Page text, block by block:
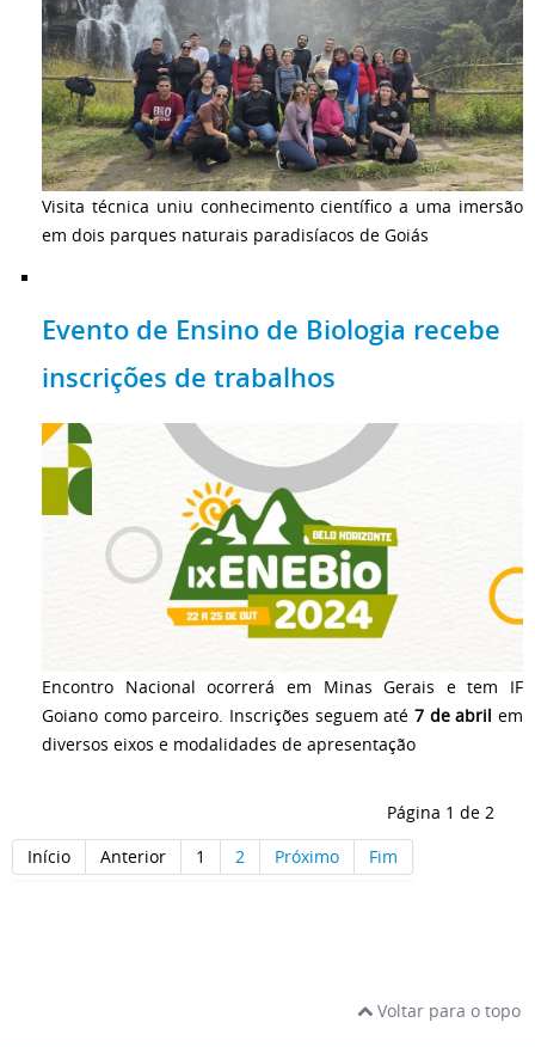
Visita técnica uniu conhecimento científico a uma imersão
em dois parques naturais paradisíacos de Goiás
Evento de Ensino de Biologia recebe
inscrições de trabalhos
Encontro Nacional ocorrerá em Minas Gerais e tem IF
Goiano como parceiro. Inscrições seguem até 7 de abril em
diversos eixos e modalidades de apresentação
Página 1 de 2
Início
Anterior 1 2 Próximo Fim
Voltar para o topo